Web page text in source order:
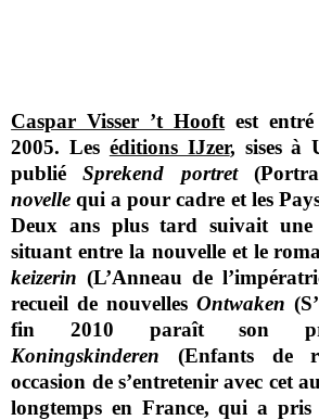
Caspar Visser ’t Hooft est
2005. Les éditions IJzer, sises à
publiéSprekend portret
novelle qui a pour cadre et les
Deux ans plus tard suivait une
situant entre la nouvelle et le
keizerin (L’Anneau de
recueil de nouvelles Ontwaken
fin 2010 paraît son
Koningskinderen (Enfants de
occasion de s’entretenir avec cet
longtemps en France, qui a